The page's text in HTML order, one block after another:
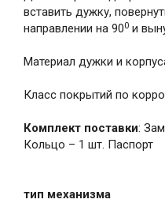
вставить дужку,
направлении на 900 и
Материал дужки и
Класс покрытий по
Комплект поставки:
Кольцо – 1 шт. Паспорт
тип механизма